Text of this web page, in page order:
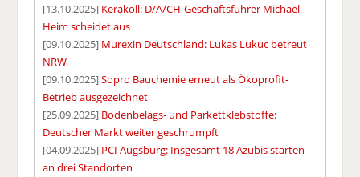
[13.10.2025] Kerakoll: D/A/CH-Geschäftsführer Michael
Heim scheidet aus
[09.10.2025] Murexin Deutschland: Lukas Lukuc betreut
NRW
[09.10.2025]Sopro Bauchemie erneut als Ökoprofit-
Betrieb ausgezeichnet
[25.09.2025] Bodenbelags- und Parkettklebstoffe:
Deutscher Markt weiter geschrumpft
[04.09.2025] PCI Augsburg: Insgesamt 18 Azubis starten
an drei Standorten